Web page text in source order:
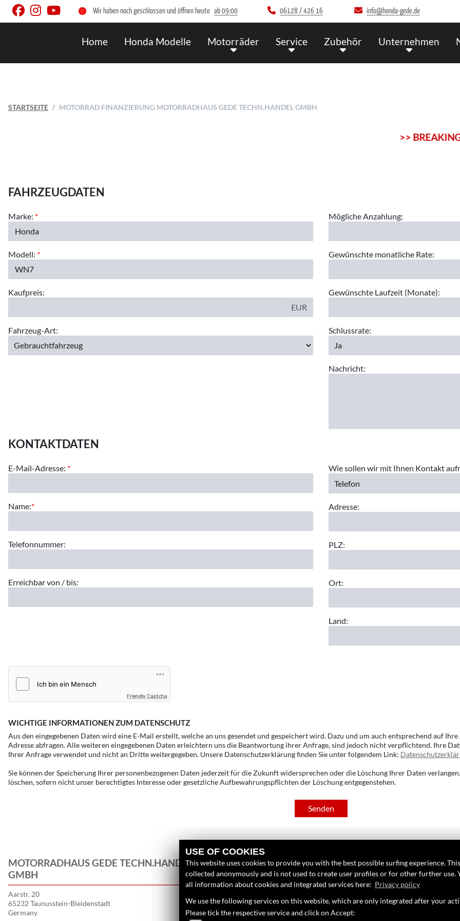
Wir haben noch geschlossen und öffnen heute ab 09:00 06128 / 426 16 info@honda-gede.de
Home Honda Modelle Motorräder Service Zubehör Unternehmen
STARTSEITE MOTORRAD FINANZIERUNG MOTORRADHAUS GEDE TECHN.HANDEL GMBH
>> BREAKING
FAHRZEUGDATEN
Marke: *
Modell: *
Kaufpreis:
EUR
Fahrzeug-Art:
Mögliche Anzahlung:
Gewünschte monatliche Rate:
Gewünschte Laufzeit (Monate):
Schlussrate:
Nachricht:
KONTAKTDATEN
E-Mail-Adresse: *
Name:*
Telefonnummer:
Erreichbar von / bis:
Wie sollen wir mit Ihnen Kontakt
Adresse:
PLZ:
Ort:
Land:
Friendly Captcha
WICHTIGE INFORMATIONEN ZUM DATENSCHUTZ
Aus den eingegebenen Daten wird eine E-Mail erstellt, welche an uns gesendet und gespeichert wird. Dazu und um auch entsprechend auf
Adresse abfragen. Alle weiteren eingegebenen Daten erleichtern uns die Beantwortung ihrer Anfrage, sind jedoch nicht verpflichtend. Ihre
Ihrer Anfrage verwendet und nicht an Dritte weitergegeben. Unsere Datenschutzerklärung finden Sie unter folgendem Link:
Sie können der Speicherung Ihrer personenbezogenen Daten jederzeit für die Zukunft widersprechen oder die Löschung Ihrer Daten
löschen, sofern nicht unser berechtigtes Interesse oder gesetzliche Aufbewahrungspflichten der Löschung entgegenstehen.
Senden
MOTORRADHAUS GEDE TECHN.HANDEL
GMBH
Aarstr. 20
65232 Taunusstein-Bleidenstadt
Germany
LINKS
Unternehmen
Gebrauchtfahrzeuge
FINDEN SIE UNS
Facebook
Instagram
USE OF COOKIES
This website uses cookies to provide you with the best possible surfing experience.
collected anonymously and is not used to create user profiles or for other further use.
all information about cookies and integrated services here: Privacy policy
We use the following services on this website, which are only integrated after your
Please tick the respective service and click on Accept: